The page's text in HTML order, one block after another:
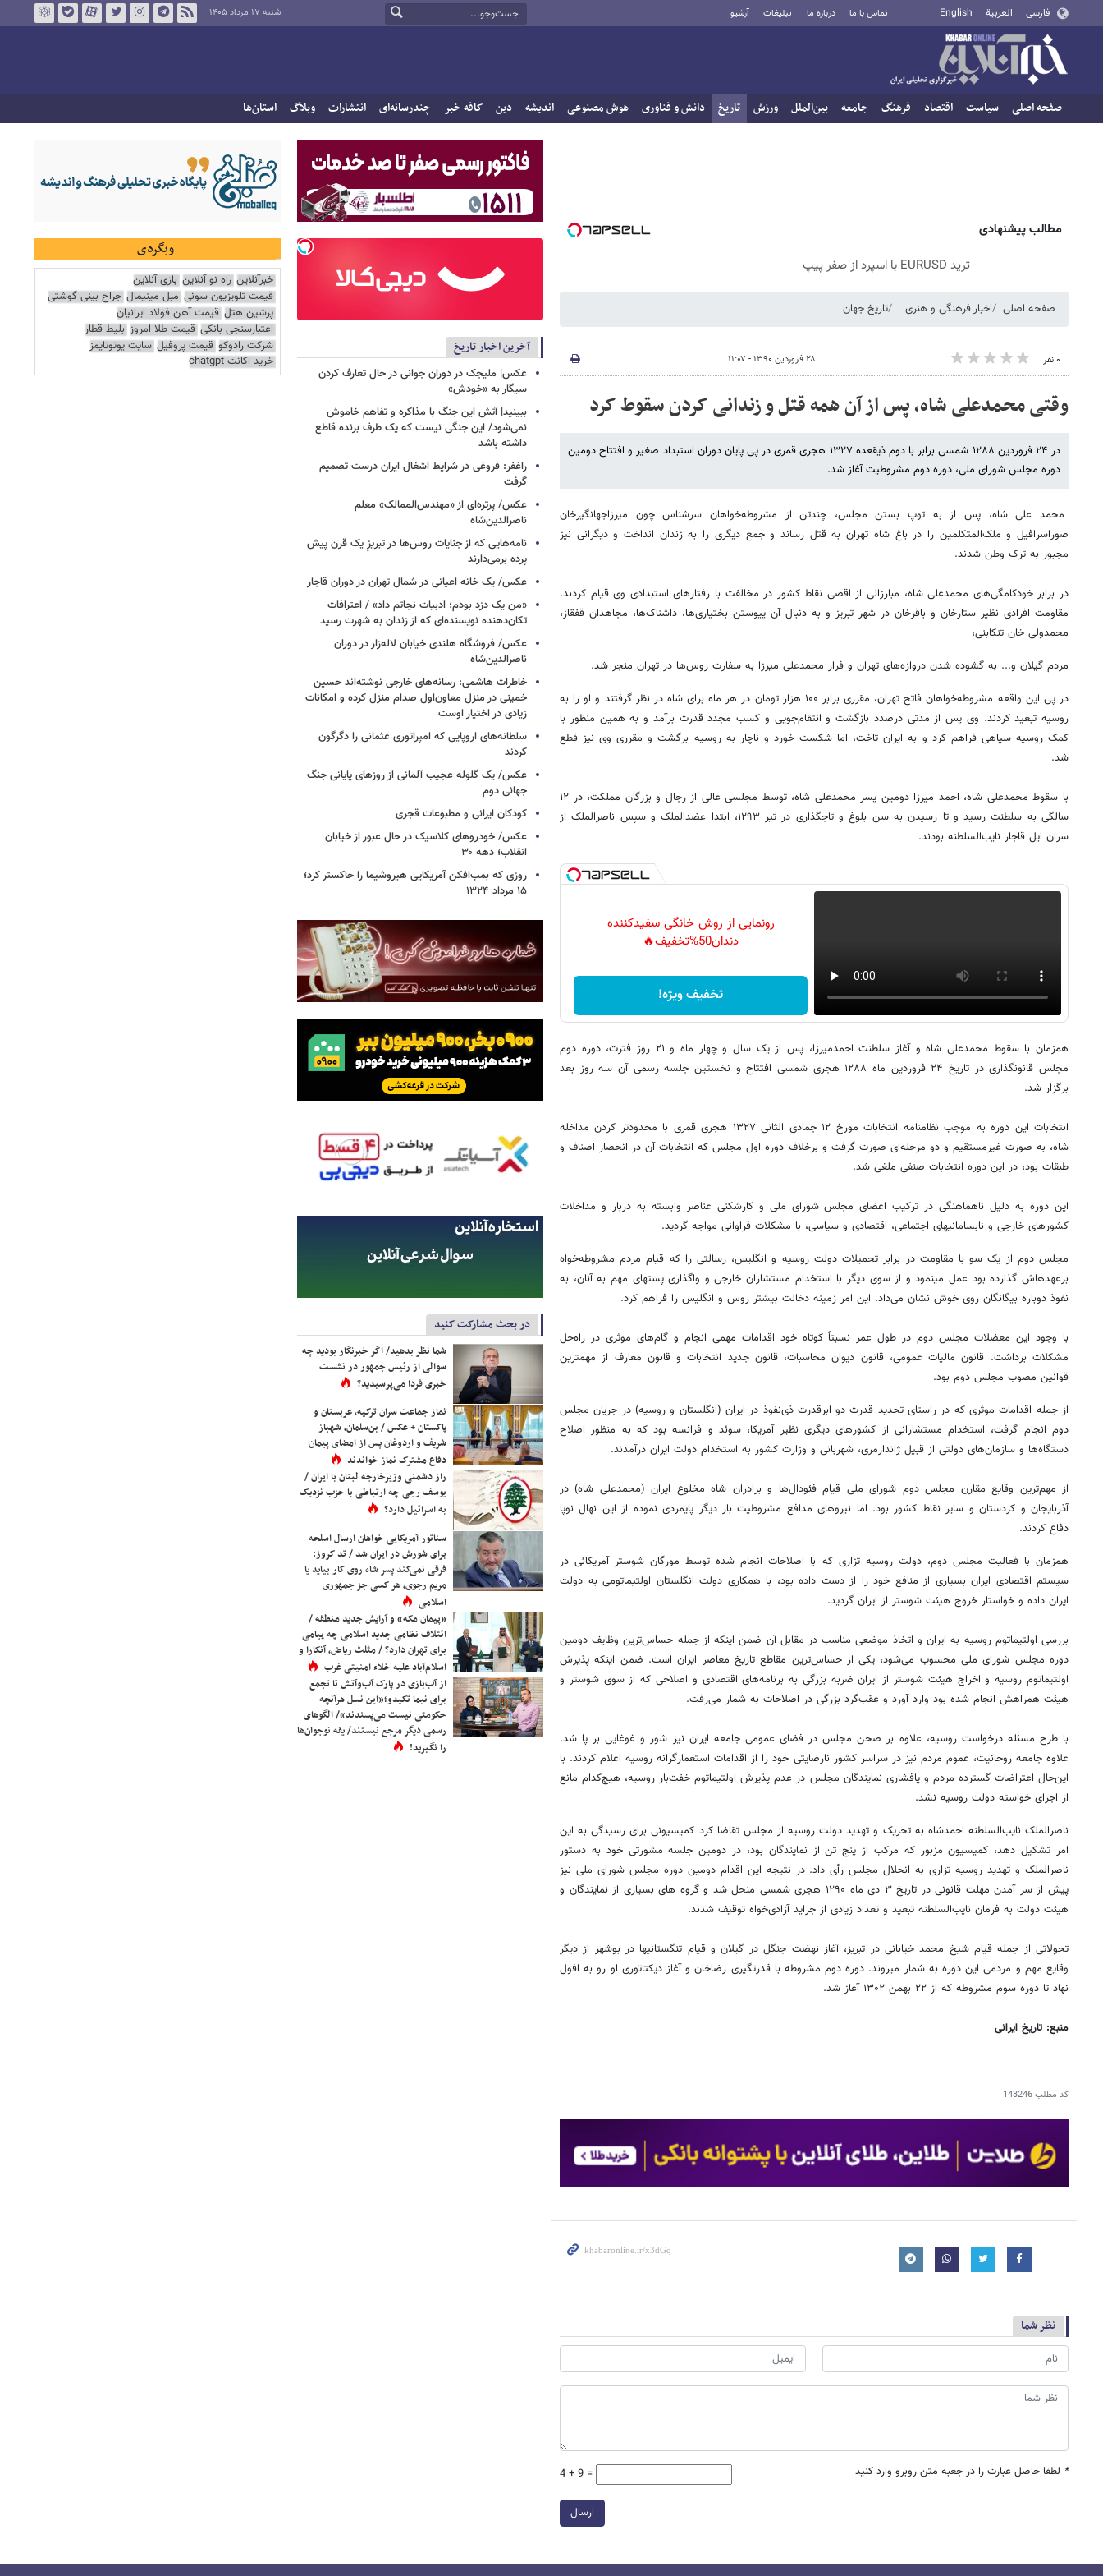
فارسی العربية English تماس با ما درباره ما تبلیغات آرشیو شنبه ۱۷ مرداد ۱۴۰۵
صفحه اصلی سیاست اقتصاد فرهنگ جامعه بین‌الملل ورزش تاریخ دانش و فناوری هوش مصنوعی اندیشه دین کافه خبر چندرسانه‌ای انتشارات وبلاگ استان‌ها
مطالب پیشنهادی
ترید EURUSD با اسپرد از صفر پیپ
صفحه اصلی اخبار فرهنگی و هنری تاریخ جهان
۰ نفر ۲۸ فروردین ۱۳۹۰ - ۱۱:۰۷
وقتی محمدعلی شاه، پس از آن همه قتل و زندانی کردن سقوط کرد
در ۲۴ فروردین ۱۲۸۸ شمسی برابر با دوم ذیقعده ۱۳۲۷ هجری قمری در پی پایان دوران استبداد صغیر و افتتاح دومین
دوره مجلس شورای ملی، دوره دوم مشروطیت آغاز شد.
محمد علی شاه، پس از به توپ بستن مجلس، چندتن از مشروطه‌خواهان سرشناس چون میرزاجهانگیرخان
صوراسرافیل و ملک‌المتکلمین را در باغ شاه تهران به قتل رساند و جمع دیگری را به زندان انداخت و دیگرانی نیز
مجبور به ترک وطن شدند.
در برابر خودکامگی‌های محمدعلی شاه، مبارزانی از اقصی نقاط کشور در مخالفت با رفتارهای استبدادی وی قیام کردند.
مقاومت افرادی نظیر ستارخان و باقرخان در شهر تبریز و به دنبال آن پیوستن بختیاری‌ها، داشناک‌ها، مجاهدان قفقاز،
محمدولی خان تنکابنی،
مردم گیلان و... به گشوده شدن دروازه‌های تهران و فرار محمدعلی میرزا به سفارت روس‌ها در تهران منجر شد.
در پی این واقعه مشروطه‌خواهان فاتح تهران، مقرری برابر ۱۰۰ هزار تومان در هر ماه برای شاه در نظر گرفتند و او را به
روسیه تبعید کردند. وی پس از مدتی درصدد بازگشت و انتقام‌جویی و کسب مجدد قدرت برآمد و به همین منظور با
کمک روسیه سپاهی فراهم کرد و به ایران تاخت، اما شکست خورد و ناچار به روسیه برگشت و مقرری وی نیز قطع
شد.
با سقوط محمدعلی شاه، احمد میرزا دومین پسر محمدعلی شاه، توسط مجلسی عالی از رجال و بزرگان مملکت، در ۱۲
سالگی به سلطنت رسید و تا رسیدن به سن بلوغ و تاجگذاری در تیر ۱۲۹۳، ابتدا عضدالملک و سپس ناصرالملک از
سران ایل قاجار نایب‌السلطنه بودند.
رونمایی از روش خانگی سفیدکننده
دندان50%تخفیف🔥
تخفیف ویژه!
همزمان با سقوط محمدعلی شاه و آغاز سلطنت احمدمیرزا، پس از یک سال و چهار ماه و ۲۱ روز فترت، دوره دوم
مجلس قانونگذاری در تاریخ ۲۴ فروردین ماه ۱۲۸۸ هجری شمسی افتتاح و نخستین جلسه رسمی آن سه روز بعد
برگزار شد.‏
انتخابات این دوره به موجب نظامنامه انتخابات مورخ ۱۲ جمادی الثانی ۱۳۲۷ هجری قمری با محدودتر کردن مداخله
شاه، به صورت غیرمستقیم و دو مرحله‌ای صورت گرفت و برخلاف دوره اول مجلس که انتخابات آن در انحصار اصناف و
طبقات بود، در این دوره انتخابات صنفی ملغی شد.
این دوره به دلیل ناهماهنگی در ترکیب اعضای مجلس شورای ملی و کارشکنی عناصر وابسته به دربار و مداخلات
کشورهای خارجی و نابسامانی‏های اجتماعی، اقتصادی و سیاسی، با مشکلات فراوانی مواجه گردید.
مجلس دوم از یک سو با مقاومت در برابر تحمیلات دولت روسیه و انگلیس، رسالتی را که قیام مردم مشروطه‌خواه
برعهده‏اش گذارده بود عمل می‏نمود و از سوی دیگر با استخدام مستشاران خارجی و واگذاری پست‏های مهم به آنان، به
نفوذ دوباره بیگانگان روی خوش نشان می‌داد. این امر زمینه دخالت بیشتر روس و انگلیس را فراهم کرد.
با وجود این معضلات مجلس دوم در طول عمر نسبتاً کوتاه خود اقدامات مهمی انجام و گام‌های موثری در راه‌حل
مشکلات برداشت. قانون مالیات عمومی، قانون دیوان محاسبات، قانون جدید انتخابات و قانون معارف از مهمترین
قوانین مصوب مجلس دوم بود.
از جمله اقدامات موثری که در راستای تحدید قدرت دو ابرقدرت ذی‌نفوذ در ایران (انگلستان و روسیه) در جریان مجلس
دوم انجام گرفت، استخدام مستشارانی از کشورهای دیگری نظیر آمریکا، سوئد و فرانسه بود که به منظور اصلاح
دستگاه‌ها و سازمان‌های دولتی از قبیل ژاندارمری، شهربانی و وزارت کشور به استخدام دولت ایران درآمدند. ‏
از مهم‌ترین وقایع مقارن مجلس دوم شورای ملی قیام فئودال‌ها و برادران شاه مخلوع ایران (محمدعلی شاه) در
آذربایجان و کردستان و سایر نقاط کشور بود. اما نیروهای مدافع مشروطیت بار دیگر پایمردی نموده از این نهال نوپا
دفاع کردند.‏
همزمان با فعالیت مجلس دوم، دولت روسیه تزاری که با اصلاحات انجام شده توسط مورگان شوستر آمریکائی در
سیستم اقتصادی ایران بسیاری از منافع خود را از دست داده بود، با همکاری دولت انگلستان اولتیماتومی به دولت
ایران داده و خواستار خروج هیئت شوستر از ایران گردید.‏
بررسی اولتیماتوم روسیه به ایران و اتخاذ موضعی مناسب در مقابل آن ضمن اینکه از جمله حساس‌ترین وظایف دومین
دوره مجلس شورای ملی محسوب می‌شود، یکی از حساس‌ترین مقاطع تاریخ معاصر ایران است. ضمن اینکه پذیرش
اولتیماتوم روسیه و اخراج هیئت شوستر از ایران ضربه بزرگی به برنامه‌های اقتصادی و اصلاحی که از سوی شوستر و
هیئت همراهش انجام شده بود وارد آورد و عقب‌گرد بزرگی در اصلاحات به شمار می‌رفت. ‏
با طرح مسئله درخواست روسیه، علاوه بر صحن مجلس در فضای عمومی جامعه ایران نیز شور و غوغایی بر پا شد.
علاوه جامعه روحانیت، عموم مردم نیز در سراسر کشور نارضایتی خود را از اقدامات استعمارگرانه روسیه اعلام کردند. با
این‌حال اعتراضات گسترده مردم و پافشاری نمایندگان مجلس در عدم پذیرش اولتیماتوم خفت‌بار روسیه، هیچ‌کدام مانع
از اجرای خواسته دولت روسیه نشد.
ناصرالملک نایب‌السلطنه احمدشاه به تحریک و تهدید دولت روسیه از مجلس تقاضا کرد کمیسیونی برای رسیدگی به این
امر تشکیل دهد، کمیسیون مزبور که مرکب از پنج تن از نمایندگان بود، در دومین جلسه مشورتی خود به دستور
ناصر‌الملک و تهدید روسیه تزاری به انحلال مجلس رأی داد. در نتیجه این اقدام دومین دوره مجلس شورای ملی نیز
پیش از سر آمدن مهلت قانونی در تاریخ ۳ دی ماه ۱۲۹۰ هجری شمسی منحل شد و گروه های بسیاری از نمایندگان و
هیئت دولت به فرمان نایب‌السلطنه تبعید و تعداد زیادی از جراید آزادی‌خواه توقیف شدند.
تحولاتی از جمله قیام شیخ محمد خیابانی در تبریز، آغاز نهضت جنگل در گیلان و قیام تنگستانی‏ها در بوشهر از دیگر
وقایع مهم و مردمی این دوره به شمار می‏روند. دوره دوم مشروطه با قدرت‏گیری رضاخان و آغاز دیکتاتوری او رو به افول
نهاد تا دوره سوم مشروطه که از ۲۲ بهمن ۱۳۰۲ آغاز شد.
منبع: تاریخ ایرانی
کد مطلب143246
نظر شما
* لطفا حاصل عبارت را در جعبه متن روبرو وارد کنید 4 + 9 =
ارسال
آخرین اخبار تاریخ
عکس| ملیجک در دوران جوانی در حال تعارف کردن
سیگار به «خودش»
ببینید| آتش این جنگ با مذاکره و تفاهم خاموش
نمی‌شود/ این جنگی نیست که یک طرف برنده قاطع
داشته باشد
راغفر: فروغی در شرایط اشغال ایران درست تصمیم
گرفت
عکس/ پرتره‌ای از «مهندس‌الممالک» معلم
ناصرالدین‌شاه
نامه‌هایی که از جنایات روس‌ها در تبریزِ یک قرن پیش
پرده برمی‌دارند
عکس/ یک خانه اعیانی در شمال تهران در دوران قاجار
«من یک دزد بودم؛ ادبیات نجاتم داد» / اعترافات
تکان‌دهنده نویسنده‌ای که از زندان به شهرت رسید
عکس/ فروشگاه هلندی خیابان لاله‌زار در دوران
ناصرالدین‌شاه
خاطرات هاشمی: رسانه‌های خارجی نوشته‌اند حسین
خمینی در منزل معاون‌اول صدام منزل‌ کرده و امکانات
زیادی در اختیار اوست
سلطانه‌های اروپایی که امپراتوری عثمانی را دگرگون
کردند
عکس/ یک گلوله عجیب آلمانی از روزهای پایانی جنگ
جهانی دوم
کودکان ایرانی و مطبوعات قجری
عکس/ خودروهای کلاسیک در حال عبور از خیابان
انقلاب؛ دهه ۳۰
روزی که بمب‌افکن آمریکایی هیروشیما را خاکستر کرد؛
۱۵ مرداد ۱۳۲۴
در بحث مشارکت کنید
شما نظر بدهید/ اگر خبرنگار بودید چه
سوالی از رئیس جمهور در نشست
خبری فردا می‌پرسیدید؟
نماز جماعت سران ترکیه، عربستان و
پاکستان + عکس / بن‌سلمان، شهباز
شریف و اردوغان پس از امضای پیمان
دفاع مشترک نماز خواندند
راز دشمنی وزیرخارجه لبنان با ایران /
یوسف رجی چه ارتباطی با حزب نزدیک
به اسرائیل دارد؟
سناتور آمریکایی خواهان ارسال اسلحه
برای شورش در ایران شد / تد کروز:
فرقی نمی‌کند پسر شاه روی کار بیاید یا
مریم رجوی، هر کسی جز جمهوری
اسلامی
«پیمان مکه» و آرایش جدید منطقه /
ائتلاف نظامی جدید اسلامی چه پیامی
برای تهران دارد؟ / مثلث ریاض، آنکارا و
اسلام‌آباد علیه خلاء امنیتی غرب
از آب‌بازی در پارک آب‌وآتش تا تجمع
برای نیما تکیدو؛«این نسل هرآنچه
حکومتی نیست می‌پسندند»/ الگوهای
رسمی دیگر مرجع نیستند/ یقه نوجوان‌ها
را نگیرید!
وبگردی
خبرآنلاین راه نو آنلاین بازی آنلاین
قیمت تلویزیون سونی مبل مینیمال جراح بینی گوشتی
پرشین هتل قیمت آهن فولاد ایرانیان
اعتبارسنجی بانکی قیمت طلا امروز بلیط قطار
شرکت رادوکو قیمت پروفیل سایت یوتوتایمز
خرید اکانت chatgpt